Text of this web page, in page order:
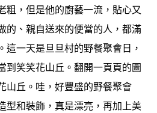
粗，但是他的廚藝一流，貼心又
的、親自送來的便當的人，都滿
這一天是旦旦村的野餐聚會日，
到笑笑花山丘。翻開一頁頁的圖
山丘。哇，好豐盛的野餐聚會
型和裝飾，真是漂亮，再加上美